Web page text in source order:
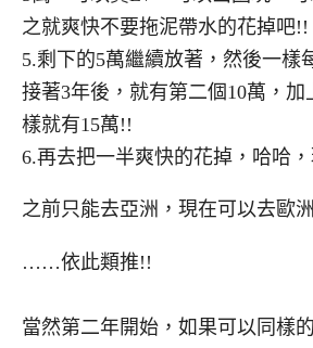
之就爽快不要拖泥帶水的花掉吧!!
5.剩下的5萬繼續放著，然後一樣
接著3年後，就有第二個10萬，加
樣就有15萬!!
6.再去把一半爽快的花掉，哈哈
之前只能去亞洲，現在可以去歐
……依此類推!!
當然第二年開始，如果可以同樣